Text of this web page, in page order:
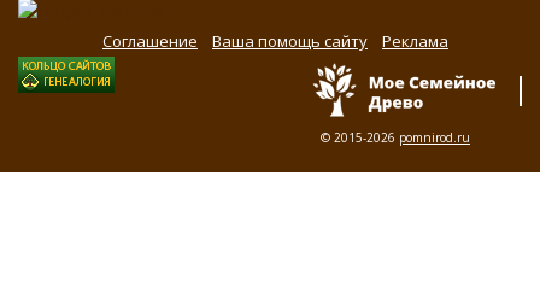
Соглашение Ваша помощь сайту Реклама
© 2015-2026 pomnirod.ru